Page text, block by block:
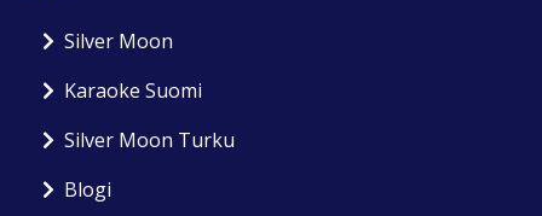
Silver Moon
Karaoke Suomi
Silver Moon Turku
Blogi